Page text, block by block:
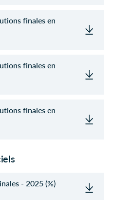
finales en
finales en
finales en
- 2025 (%)